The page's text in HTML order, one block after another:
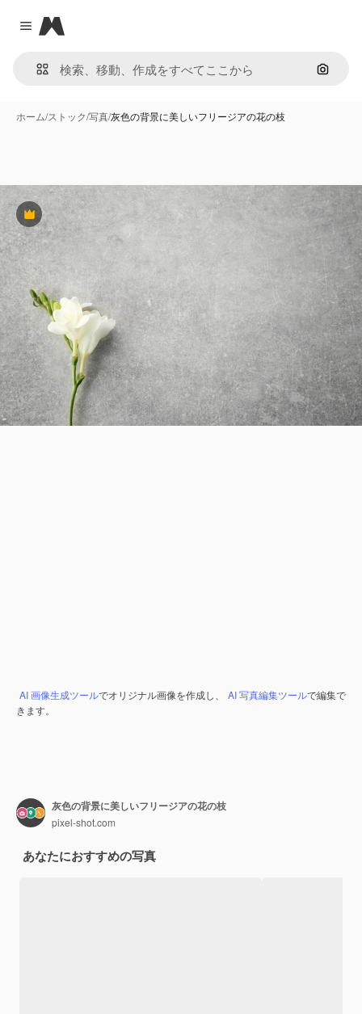
Close menu
Magnific
画像で
ホーム/ストック/写真/灰色の背景に美しいフリージアの花の枝
Premium
AI 画像生成ツールでオリジナル画像を作成し、 AI 写真編集ツールで編集で
きます。
灰色の背景に美しいフリージアの花の枝
pixel-shot.com
あなたにおすすめの写真